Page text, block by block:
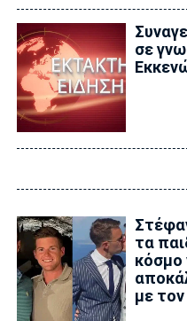
σε
τα
κόσμο
με